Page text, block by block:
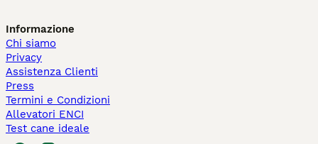
Informazione
Chi siamo
Privacy
Assistenza Clienti
Press
Termini e Condizioni
Allevatori ENCI
Test cane ideale